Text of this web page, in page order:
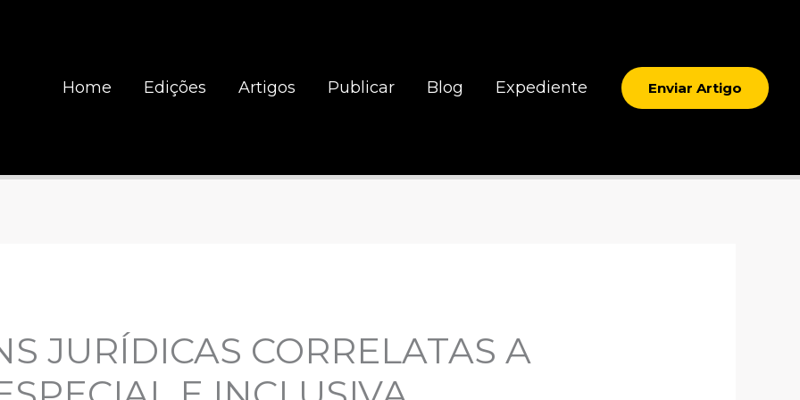
Home Edições Artigos Publicar Blog Expediente Enviar Artigo
JURÍDICAS CORRELATAS A